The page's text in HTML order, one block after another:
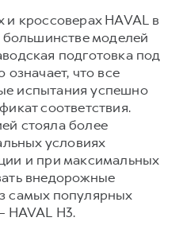
кроссоверах HAVAL в
большинстве моделей
подготовка под
означает, что все
испытания успешно
соответствия.
стояла более
условиях
и при максимальных
внедорожные
самых популярных
HAVAL H3.